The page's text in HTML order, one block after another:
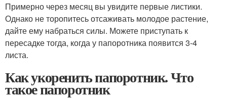
Примерно через месяц вы увидите первые листики.
Однако не торопитесь отсаживать молодое растение,
дайте ему набраться силы. Можете приступать к
пересадке тогда, когда у папоротника появится 3-4
листа.
Как укоренить папоротник. Что
такое папоротник